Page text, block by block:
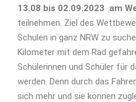
13.08 bis 02.09.2023 am
teilnehmen. Ziel des
Schulen in ganz NRW zu
Kilometer mit dem Rad
Schülerinnen und Schüler für
werden. Denn durch das
sich mehr und sie können